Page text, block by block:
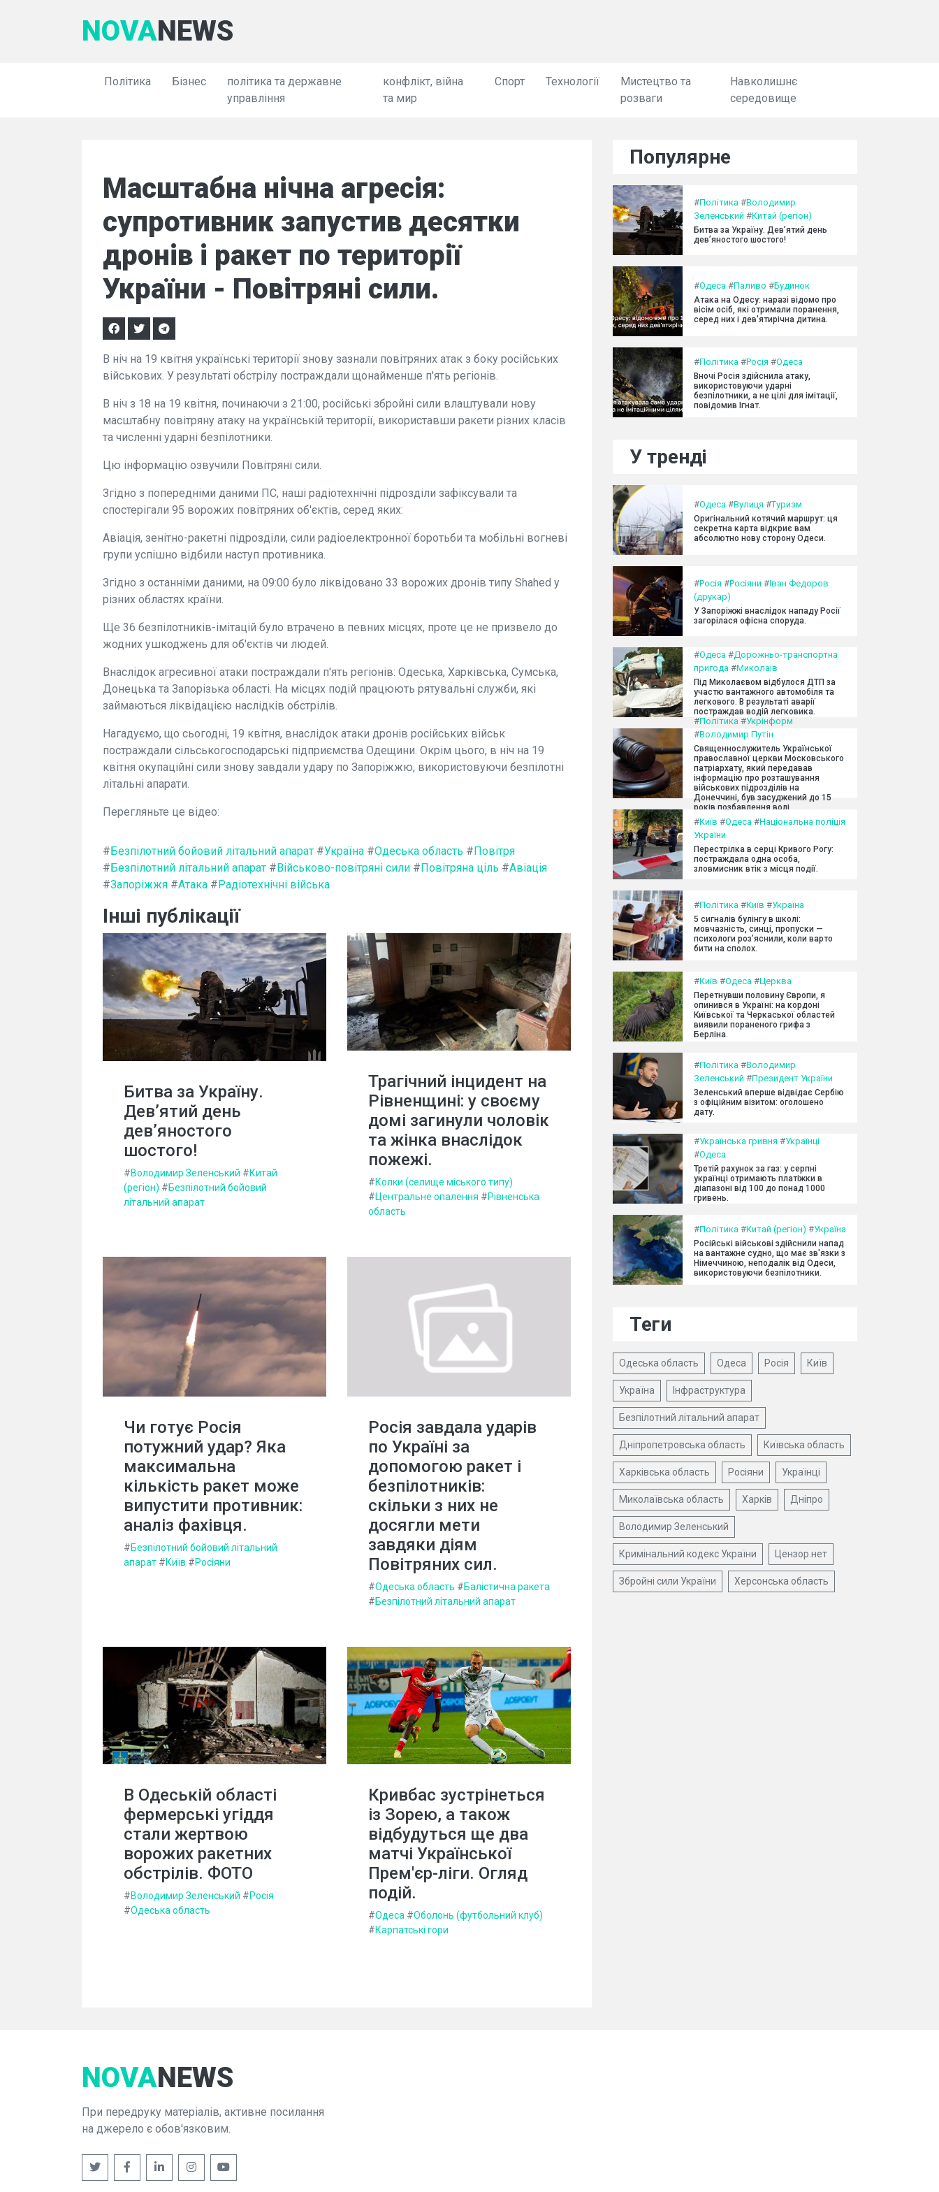
NOVANEWS
Політика Бізнес
політика та державне
управління
конфлікт, війна
та мир
Спорт Технології
Мистецтво та
розваги
Навколишнє
середовище
Масштабна нічна агресія:
супротивник запустив десятки
дронів і ракет по території
України - Повітряні сили.
В ніч на 19 квітня українські території знову зазнали повітряних атак з боку російських
військових. У результаті обстрілу постраждали щонайменше п'ять регіонів.
В ніч з 18 на 19 квітня, починаючи з 21:00, російські збройні сили влаштували нову
масштабну повітряну атаку на українській території, використавши ракети різних класів
та численні ударні безпілотники.
Цю інформацію озвучили Повітряні сили.
Згідно з попередніми даними ПС, наші радіотехнічні підрозділи зафіксували та
спостерігали 95 ворожих повітряних об'єктів, серед яких:
Авіація, зенітно-ракетні підрозділи, сили радіоелектронної боротьби та мобільні вогневі
групи успішно відбили наступ противника.
Згідно з останніми даними, на 09:00 було ліквідовано 33 ворожих дронів типу Shahed у
різних областях країни.
Ще 36 безпілотників-імітацій було втрачено в певних місцях, проте це не призвело до
жодних ушкоджень для об'єктів чи людей.
Внаслідок агресивної атаки постраждали п'ять регіонів: Одеська, Харківська, Сумська,
Донецька та Запорізька області. На місцях подій працюють рятувальні служби, які
займаються ліквідацією наслідків обстрілів.
Нагадуємо, що сьогодні, 19 квітня, внаслідок атаки дронів російських військ
постраждали сільськогосподарські підприємства Одещини. Окрім цього, в ніч на 19
квітня окупаційні сили знову завдали удару по Запоріжжю, використовуючи безпілотні
літальні апарати.
Перегляньте це відео:
#Безпілотний бойовий літальний апарат #Україна #Одеська область #Повітря
#Безпілотний літальний апарат #Військово-повітряні сили #Повітряна ціль #Авіація
#Запоріжжя #Атака #Радіотехнічні війська
Інші публікації
Битва за Україну.
Дев’ятий день
дев’яностого
шостого!
#Володимир Зеленський #Китай
(регіон) #Безпілотний бойовий
літальний апарат
Трагічний інцидент на
Рівненщині: у своєму
домі загинули чоловік
та жінка внаслідок
пожежі.
#Колки (селище міського типу)
#Центральне опалення #Рівненська
область
Чи готує Росія
потужний удар? Яка
максимальна
кількість ракет може
випустити противник:
аналіз фахівця.
#Безпілотний бойовий літальний
апарат #Київ #Росіяни
Росія завдала ударів
по Україні за
допомогою ракет і
безпілотників:
скільки з них не
досягли мети
завдяки діям
Повітряних сил.
#Одеська область #Балістична ракета
#Безпілотний літальний апарат
В Одеській області
фермерські угіддя
стали жертвою
ворожих ракетних
обстрілів. ФОТО
#Володимир Зеленський #Росія
#Одеська область
Кривбас зустрінеться
із Зорею, а також
відбудуться ще два
матчі Української
Прем'єр-ліги. Огляд
подій.
#Одеса #Оболонь (футбольний клуб)
#Карпатські гори
Популярне
#Політика #Володимир
Зеленський #Китай (регіон)
Битва за Україну. Дев’ятий день
дев’яностого шостого!
#Одеса #Паливо #Будинок
Атака на Одесу: наразі відомо про
вісім осіб, які отримали поранення,
серед них і дев'ятирічна дитина.
#Політика #Росія #Одеса
Вночі Росія здійснила атаку,
використовуючи ударні
безпілотники, а не цілі для імітації,
повідомив Ігнат.
У тренді
#Одеса #Вулиця #Туризм
Оригінальний котячий маршрут: ця
секретна карта відкриє вам
абсолютно нову сторону Одеси.
#Росія #Росіяни #Іван Федоров
(друкар)
У Запоріжжі внаслідок нападу Росії
загорілася офісна споруда.
#Одеса #Дорожньо-транспортна
пригода #Миколаїв
Під Миколаєвом відбулося ДТП за
участю вантажного автомобіля та
легкового. В результаті аварії
постраждав водій легковика.
#Політика #Укрінформ
#Володимир Путін
Священнослужитель Української
православної церкви Московського
патріархату, який передавав
інформацію про розташування
військових підрозділів на
Донеччині, був засуджений до 15
років позбавлення волі.
#Київ #Одеса #Національна поліція
України
Перестрілка в серці Кривого Рогу:
постраждала одна особа,
зловмисник втік з місця події.
#Політика #Київ #Україна
5 сигналів булінгу в школі:
мовчазність, синці, пропуски —
психологи роз’яснили, коли варто
бити на сполох.
#Київ #Одеса #Церква
Перетнувши половину Європи, я
опинився в Україні: на кордоні
Київської та Черкаської областей
виявили пораненого грифа з
Берліна.
#Політика #Володимир
Зеленський #Президент України
Зеленський вперше відвідає Сербію
з офіційним візитом: оголошено
дату.
#Українська гривня #Українці
#Одеса
Третій рахунок за газ: у серпні
українці отримають платіжки в
діапазоні від 100 до понад 1000
гривень.
#Політика #Китай (регіон) #Україна
Російські військові здійснили напад
на вантажне судно, що має зв'язки з
Німеччиною, неподалік від Одеси,
використовуючи безпілотники.
Теги
Одеська область Одеса Росія Київ
Україна Інфраструктура
Безпілотний літальний апарат
Дніпропетровська область Київська область
Харківська область Росіяни Українці
Миколаївська область Харків Дніпро
Володимир Зеленський
Кримінальний кодекс України Цензор.нет
Збройні сили України Херсонська область
NOVANEWS
При передруку матеріалів, активне посилання
на джерело є обов'язковим.